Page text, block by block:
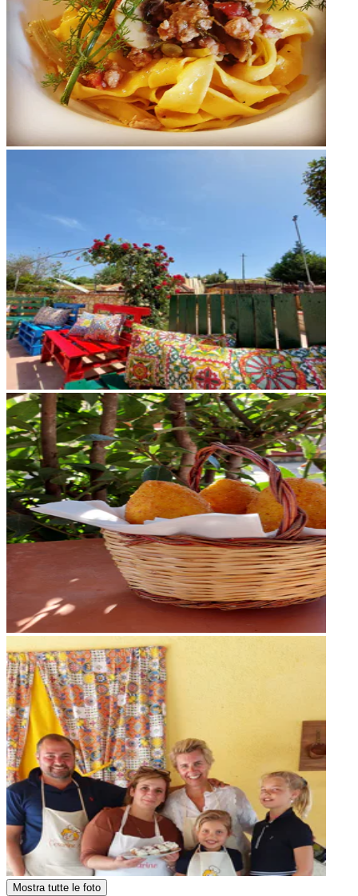
Mostra tutte le foto